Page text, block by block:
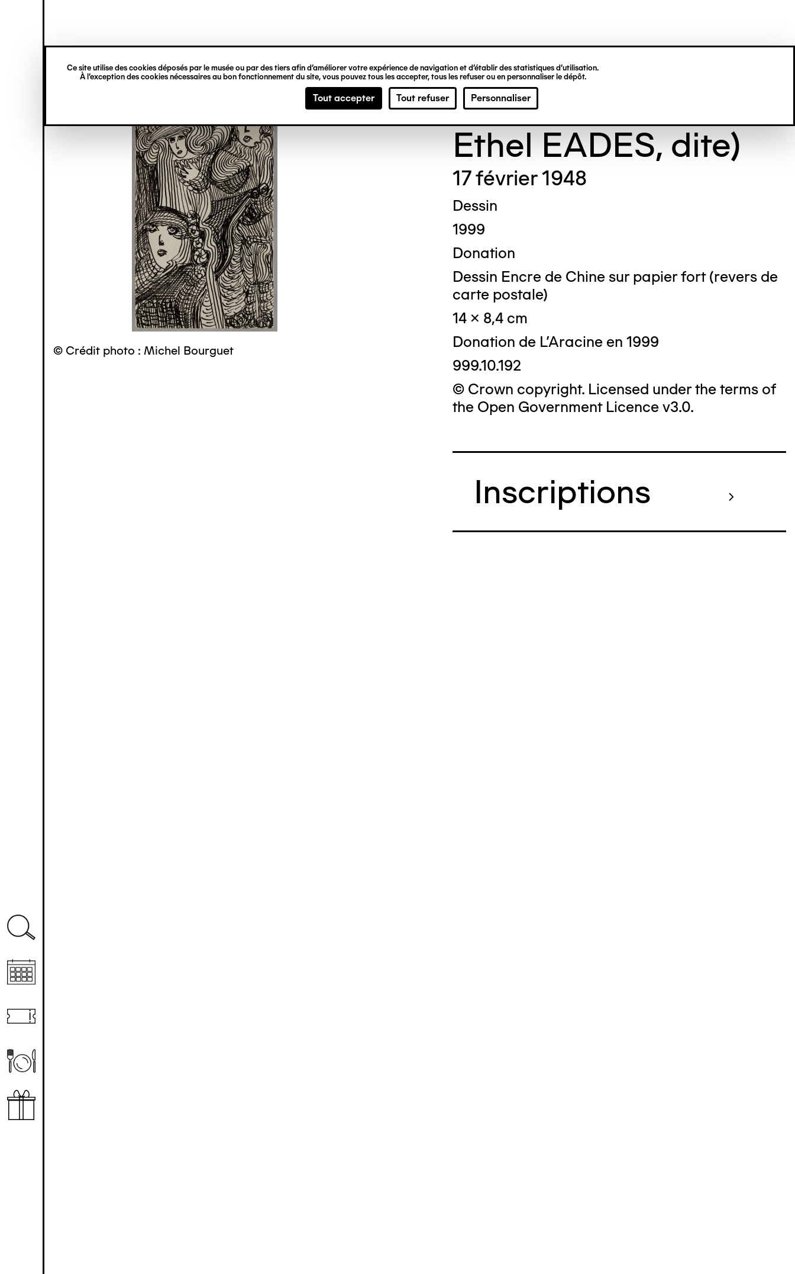
Ce site utilise des cookies déposés par le musée ou par des tiers afin d’améliorer votre expérience de navigation et d’établir des statistiques d’utilisation.
À l’exception des cookies nécessaires au bon fonctionnement du site, vous pouvez tous les accepter, tous les refuser ou en personnaliser le dépôt.
Tout accepter Tout refuser Personnaliser
principal
verticale
© Crédit photo : Michel Bourguet
Madge GILL (Maude
Ethel EADES, dite)
17 février 1948
Dessin
1999
Donation
Dessin Encre de Chine sur papier fort (revers de
carte postale)
14 x 8,4 cm
Donation de L'Aracine en 1999
999.10.192
© Crown copyright. Licensed under the terms of
the Open Government Licence v3.0.
Inscriptions